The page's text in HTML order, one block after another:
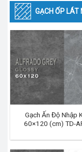
GẠCH ỐP LÁT
Gạch Ấn Độ Nhập
60×120 (cm) TD-